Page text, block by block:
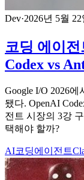
Dev·2026년 5월 22
코딩 에이전
Codex vs
Google I/O 2026에
됐다. OpenAI
전트 시장의 3강
택해야 할까?
AI코딩에이전트